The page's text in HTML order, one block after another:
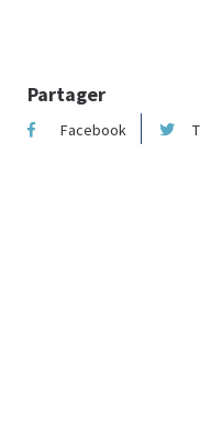
Partager
Facebook